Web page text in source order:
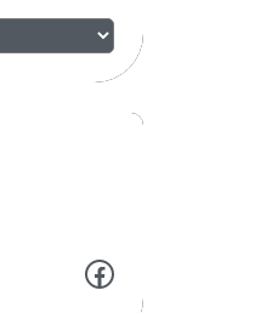
Facebook